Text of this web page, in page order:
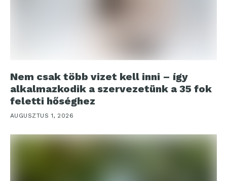
Nem csak több vizet kell inni – így
alkalmazkodik a szervezetünk a 35 fok
feletti hőséghez
AUGUSZTUS 1, 2026